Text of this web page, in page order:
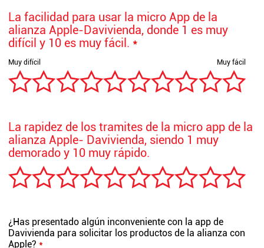
La facilidad para usar la micro App de la
alianza Apple-Davivienda, donde 1 es muy
difícil y 10 es muy fácil. *
La rapidez de los tramites de la micro app de la
alianza Apple- Davivienda, siendo 1 muy
demorado y 10 muy rápido.
¿Has presentado algún inconveniente con la app de
Davivienda para solicitar los productos de la alianza con
Apple? *